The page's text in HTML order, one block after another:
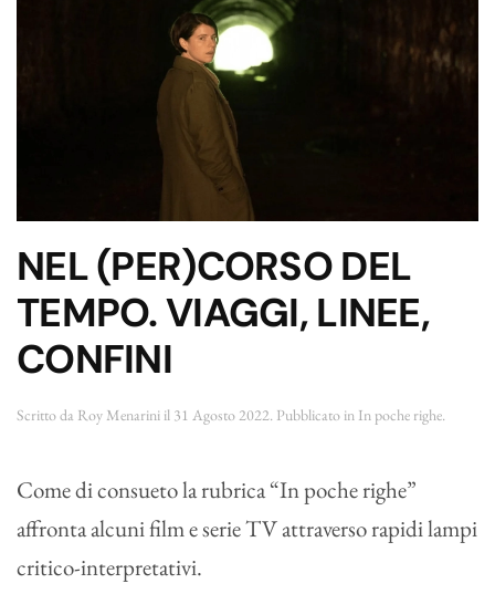
NEL (PER)CORSO DEL
TEMPO. VIAGGI, LINEE,
CONFINI
Scritto da Roy Menarini il 31 Agosto 2022 . Pubblicato in In poche righe
Come di consueto la rubrica “In poche righe”
affronta alcuni film e serie TV attraverso rapidi lampi
critico-interpretativi.